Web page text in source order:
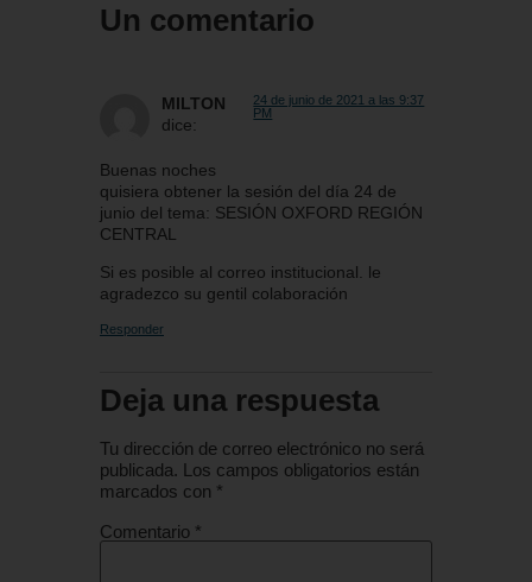
Un comentario
MILTON
dice:
24 de junio de 2021 a las 9:37
PM
Buenas noches
quisiera obtener la sesión del día 24 de
junio del tema: SESIÓN OXFORD REGIÓN
CENTRAL
Si es posible al correo institucional. le
agradezco su gentil colaboración
Responder
Deja una respuesta
Tu dirección de correo electrónico no será
publicada. Los campos obligatorios están
marcados con *
Comentario *